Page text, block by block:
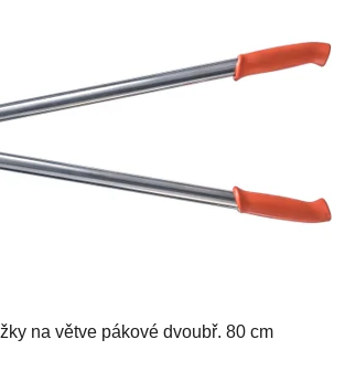
na větve pákové dvoubř. 80 cm